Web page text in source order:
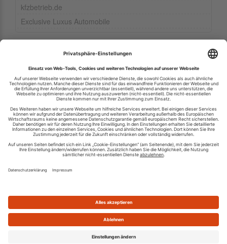
kfzbetrieb.de
Exclusive Luxus Automobile
Ihren RSS-Feed veröffentlichen
RSS-Verzeichnis.de © 2003-2026
Impressum
Kontakt
Datenschutzinformation
Cookie-Einstellungen
Was ist ein RSS Feed?
Die besten RSS Reader
101-200|200-300